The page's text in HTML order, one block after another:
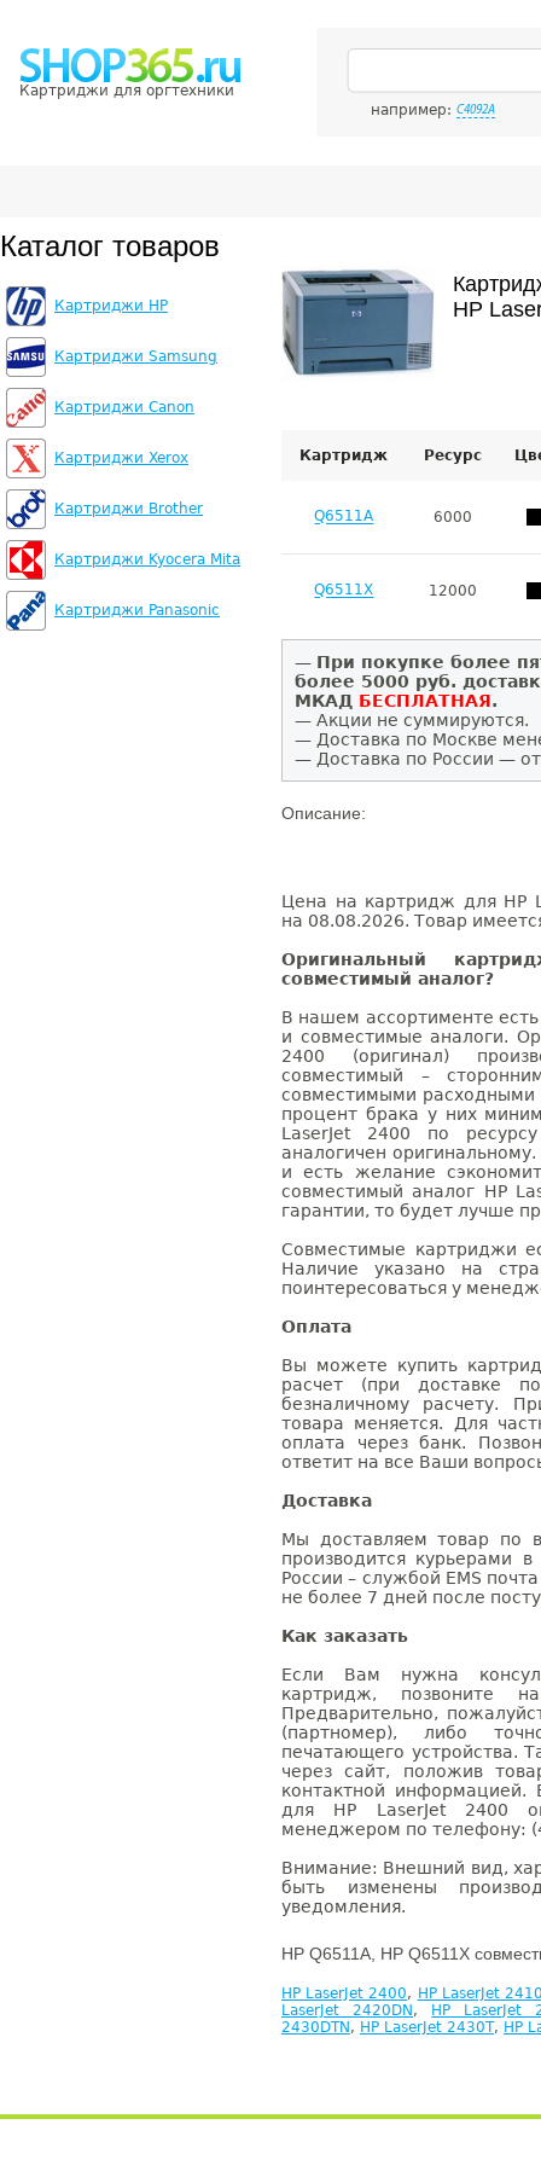
Картриджи для оргтехники
например: C4092A
Каталог товаров
Картриджи HP
Картриджи Samsung
Картриджи Canon
Картриджи Xerox
Картриджи Brother
Картриджи Kyocera Mita
Картриджи Panasonic
HP
Картридж Ресурс
Q6511A 6000
Q6511X 12000
— При покупке более
более 5000 руб.
МКАД БЕСПЛАТНАЯ.
— Акции не суммируются.
— Доставка по Москве
— Доставка по России —
Описание:
Цена на картридж для HP
на 08.08.2026. Товар
Оригинальный
совместимый аналог?
В нашем ассортименте
и совместимые аналоги.
2400 (оригинал)
совместимый –
совместимыми расходными
процент брака у них
LaserJet 2400 по
аналогичен
и есть желание
совместимый аналог HP
гарантии, то будет лучше
Совместимые картриджи
Наличие указано на
поинтересоваться у
Оплата
Вы можете купить
расчет (при доставке
безналичному расчету.
товара меняется. Для
оплата через банк.
ответит на все Ваши
Доставка
Мы доставляем товар по
производится курьерами
России – службой EMS
не более 7 дней после
Как заказать
Если Вам нужна
картридж, позвоните
Предварительно,
(партномер), либо
печатающего устройства.
через сайт, положив
контактной информацией.
для HP LaserJet 2400
менеджером по телефону:
Внимание: Внешний вид,
быть изменены
уведомления.
HP Q6511A, HP Q6511X
HP LaserJet 2400, HP LaserJet
LaserJet 2420DN ,
HP LaserJet
2430DTN , HP LaserJet 2430T, HP